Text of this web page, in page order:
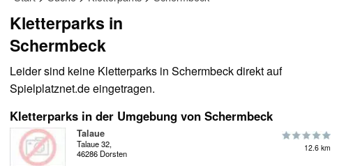
Kletterparks in
Schermbeck
Leider sind keine Kletterparks in Schermbeck direkt auf
Spielplatznet.de eingetragen.
Kletterparks in der Umgebung von Schermbeck
Talaue
Talaue 32,
46286 Dorsten
12.6 km